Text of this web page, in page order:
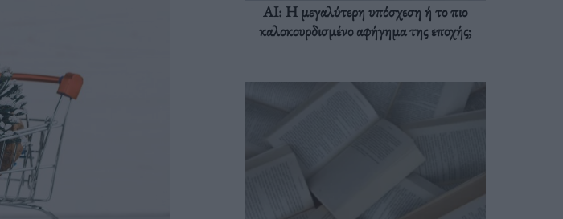
AI: Η μεγαλύτερη υπόσχεση ή το πιο
καλοκουρδισμένο αφήγημα της εποχής;